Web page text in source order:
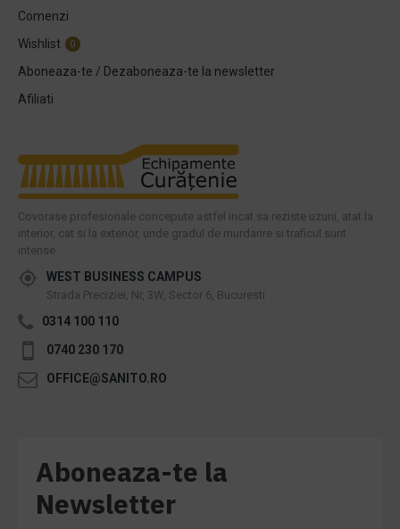
Comenzi
Wishlist
0
Aboneaza-te / Dezaboneaza-te la newsletter
Afiliati
Covorase profesionale concepute astfel incat sa reziste uzurii, atat la
interior, cat si la exterior, unde gradul de murdarire si traficul sunt
intense.
WEST BUSINESS CAMPUS
Strada Preciziei, Nr, 3W, Sector 6, Bucuresti
0314 100 110
0740 230 170
OFFICE@SANITO.RO
Aboneaza-te la
Newsletter